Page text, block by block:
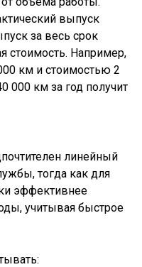
выпуск
за весь срок
стоимость. Например,
км и стоимостью 2
000 км за год получит
линейный
тогда как для
эффективнее
учитывая быстрое